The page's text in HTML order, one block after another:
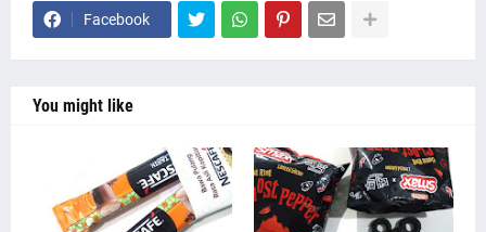
Facebook
You might like